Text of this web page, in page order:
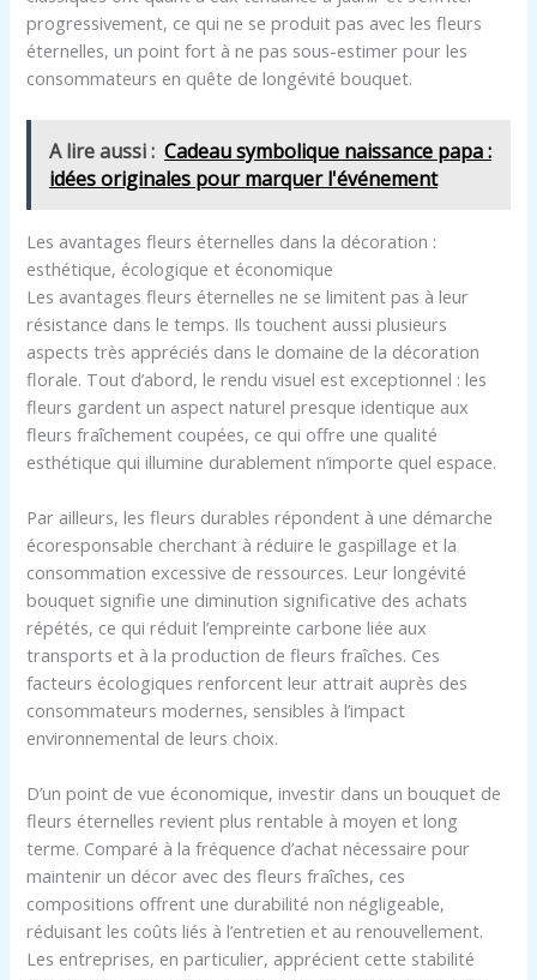
progressivement, ce qui ne se produit pas avec les fleurs
éternelles, un point fort à ne pas sous-estimer pour les
consommateurs en quête de longévité bouquet.
A lire aussi : Cadeau symbolique naissance papa :
idées originales pour marquer l'événement
Les avantages fleurs éternelles dans la décoration :
esthétique, écologique et économique
Les avantages fleurs éternelles ne se limitent pas à leur
résistance dans le temps. Ils touchent aussi plusieurs
aspects très appréciés dans le domaine de la décoration
florale. Tout d’abord, le rendu visuel est exceptionnel : les
fleurs gardent un aspect naturel presque identique aux
fleurs fraîchement coupées, ce qui offre une qualité
esthétique qui illumine durablement n’importe quel espace.
Par ailleurs, les fleurs durables répondent à une démarche
écoresponsable cherchant à réduire le gaspillage et la
consommation excessive de ressources. Leur longévité
bouquet signifie une diminution significative des achats
répétés, ce qui réduit l’empreinte carbone liée aux
transports et à la production de fleurs fraîches. Ces
facteurs écologiques renforcent leur attrait auprès des
consommateurs modernes, sensibles à l’impact
environnemental de leurs choix.
D’un point de vue économique, investir dans un bouquet de
fleurs éternelles revient plus rentable à moyen et long
terme. Comparé à la fréquence d’achat nécessaire pour
maintenir un décor avec des fleurs fraîches, ces
compositions offrent une durabilité non négligeable,
réduisant les coûts liés à l’entretien et au renouvellement.
Les entreprises, en particulier, apprécient cette stabilité